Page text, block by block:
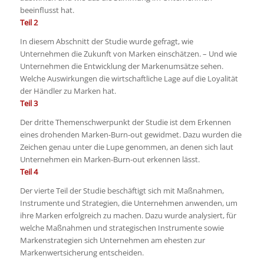
beeinflusst hat.
Teil 2
In diesem Abschnitt der Studie wurde gefragt, wie
Unternehmen die Zukunft von Marken einschätzen. – Und wie
Unternehmen die Entwicklung der Markenumsätze sehen.
Welche Auswirkungen die wirtschaftliche Lage auf die Loyalität
der Händler zu Marken hat.
Teil 3
Der dritte Themenschwerpunkt der Studie ist dem Erkennen
eines drohenden Marken-Burn-out gewidmet. Dazu wurden die
Zeichen genau unter die Lupe genommen, an denen sich laut
Unternehmen ein Marken-Burn-out erkennen lässt.
Teil 4
Der vierte Teil der Studie beschäftigt sich mit Maßnahmen,
Instrumente und Strategien, die Unternehmen anwenden, um
ihre Marken erfolgreich zu machen. Dazu wurde analysiert, für
welche Maßnahmen und strategischen Instrumente sowie
Markenstrategien sich Unternehmen am ehesten zur
Markenwertsicherung entscheiden.